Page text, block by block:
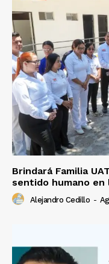
Brindará Familia
sentido humano en
Alejandro Cedillo -